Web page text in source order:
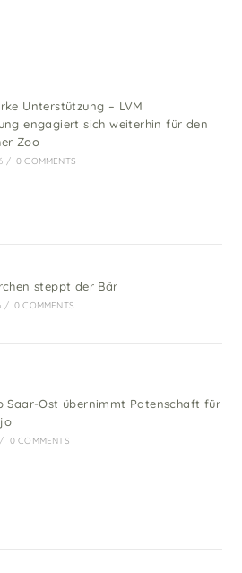
Unterstützung – LVM
engagiert sich weiterhin für den
Zoo
/ 0 COMMENTS
steppt der Bär
/ 0 COMMENTS
Saar-Ost übernimmt Patenschaft für
/ 0 COMMENTS